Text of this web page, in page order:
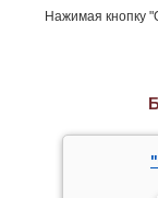
Нажимая кнопку